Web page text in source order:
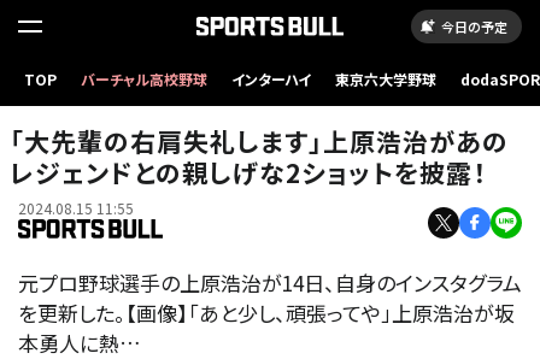
今日の予定
TOP バーチャル高校野球 インターハイ 東京六大学野球
「大先輩の右肩失礼します」上原浩治があの
レジェンドとの親しげな2ショットを披露！
2024.08.15 11:55
元プロ野球選手の上原浩治が14日、自身のインスタグラム
を更新した。【画像】「あと少し、頑張ってや」上原浩治が坂
本勇人に熱…